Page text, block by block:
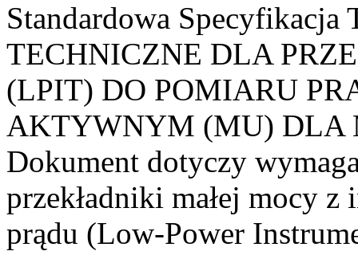
Standardowa
TECHNICZNE DLA
(LPIT) DO POMIARU
AKTYWNYM (MU) DLA
Dokument dotyczy
przekładniki małej mocy
prądu (Low-Power